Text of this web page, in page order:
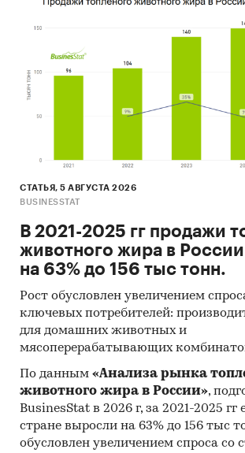
СТАТЬЯ, 5 АВГУСТА 2026
BUSINESSTAT
В 2021-2025 гг продажи
животного жира в
на 63% до 156 тыс тонн.
Рост обусловлен увеличением
ключевых потребителей:
для домашних животных и
мясоперерабатывающих
По данным «Анализа рынка
животного жира в России»,
BusinesStat в 2026 г, за 2021-2025 гг
стране выросли на 63% до 156 тыс
обусловлен увеличением спроса со